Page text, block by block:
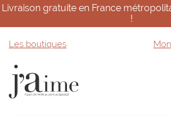
Livraison gratuite en France
!
Les boutiques